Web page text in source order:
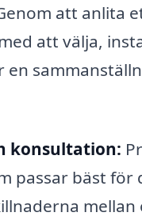
att anlita
att välja,
en
konsultation:
passar bäst
mellan